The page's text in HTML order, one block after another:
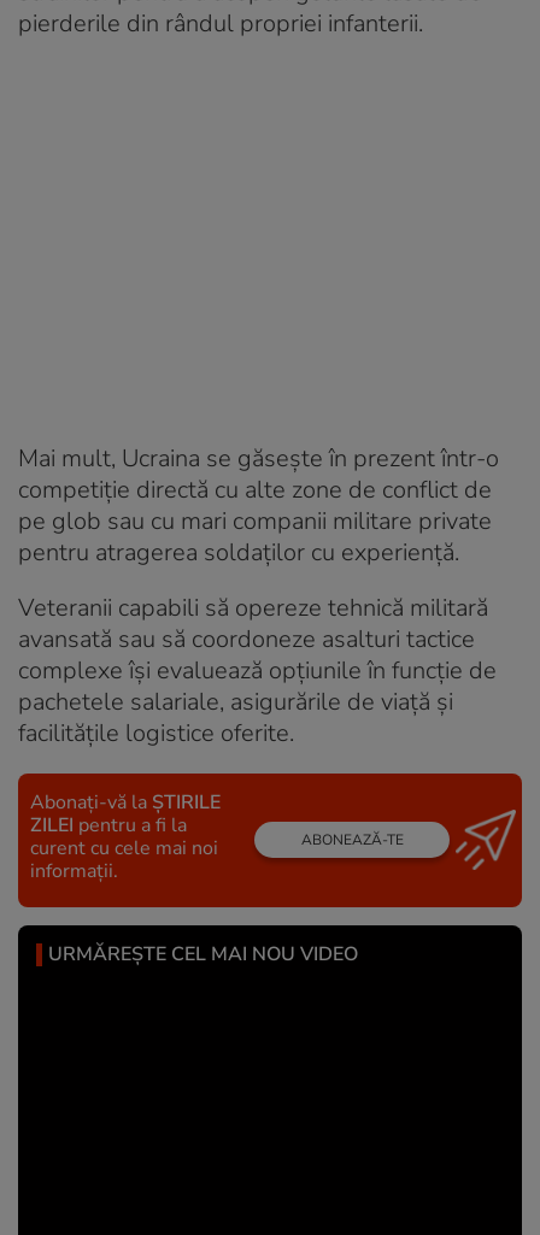
pierderile din rândul propriei infanterii.
Mai mult, Ucraina se găsește în prezent într-o
competiție directă cu alte zone de conflict de
pe glob sau cu mari companii militare private
pentru atragerea soldaților cu experiență.
Veteranii capabili să opereze tehnică militară
avansată sau să coordoneze asalturi tactice
complexe își evaluează opțiunile în funcție de
pachetele salariale, asigurările de viață și
facilitățile logistice oferite.
Abonați-vă la ȘTIRILE
ZILEI pentru a fi la
curent cu cele mai noi
informații.
ABONEAZĂ-TE
URMĂREȘTE CEL MAI NOU VIDEO